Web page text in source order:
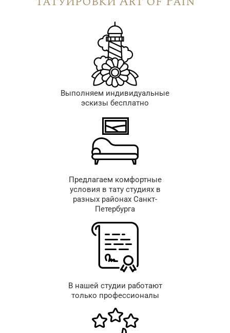
Выполняем индивидуальные
эскизы бесплатно
Предлагаем комфортные
условия в тату студиях в
разных районах Санкт-
Петербурга
В нашей студии работают
только профессионалы